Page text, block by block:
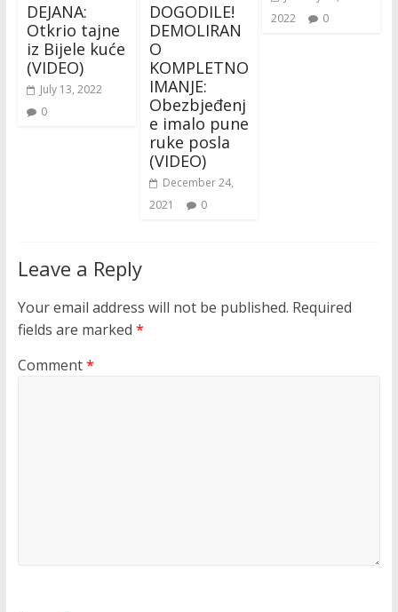
DEJANA:
Otkrio tajne
iz Bijele kuće
(VIDEO)
July 13, 2022
0
DOGODILE!
DEMOLIRAN
O
KOMPLETNO
IMANJE:
Obezbjeđenj
e imalo pune
ruke posla
(VIDEO)
December 24,
2021
0
2022
0
Leave a Reply
Your email address will not be published. Required
fields are marked *
Comment*